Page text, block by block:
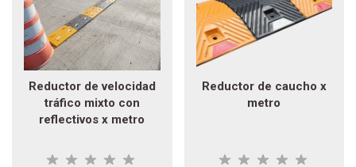
Reductor de velocidad
tráfico mixto con
reflectivos x metro
Reductor de caucho x
metro